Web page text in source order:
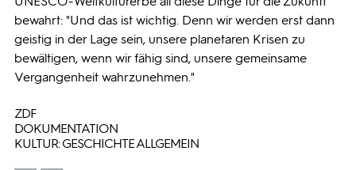
bewahrt: "Und das ist wichtig. Denn wir werden erst dann
geistig in der Lage sein, unsere planetaren Krisen zu
bewältigen, wenn wir fähig sind, unsere gemeinsame
Vergangenheit wahrzunehmen."
ZDF
DOKUMENTATION
KULTUR: GESCHICHTE ALLGEMEIN